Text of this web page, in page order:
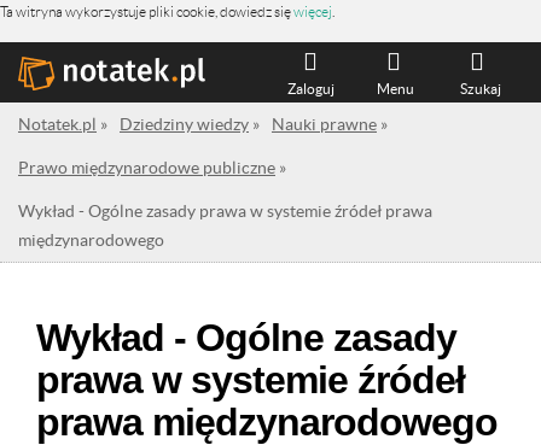
Ta witryna wykorzystuje pliki cookie, dowiedz sięwięcej
Szukaj
Menu
Zaloguj
Notatek.pl » Dziedziny wiedzy » Nauki prawne »
Prawo międzynarodowe publiczne »
Wykład - Ogólne zasady prawa w systemie źródeł prawa
międzynarodowego
Wykład - Ogólne zasady
prawa w systemie źródeł
prawa międzynarodowego